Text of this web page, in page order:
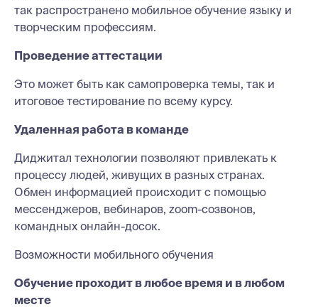
так распространено мобильное обучение языку и
творческим профессиям.
Проведение аттестации
Это может быть как самопроверка темы, так и
итоговое тестирование по всему курсу.
Удаленная работа в команде
Диджитал технологии позволяют привлекать к
процессу людей, живущих в разных странах.
Обмен информацией происходит с помощью
мессенджеров, вебинаров, zoom-созвонов,
командных онлайн-досок.
Возможности мобильного обучения
Обучение проходит в любое время и в любом
месте